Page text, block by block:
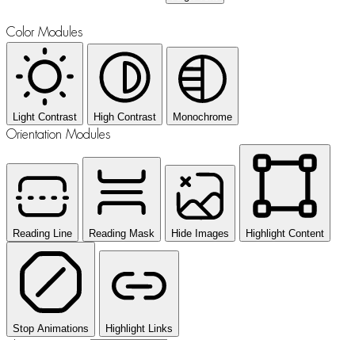
Color Modules
Light Contrast High Contrast Monochrome
Orientation Modules
Reading Line Reading Mask Hide Images Highlight Content
Stop Animations Highlight Links